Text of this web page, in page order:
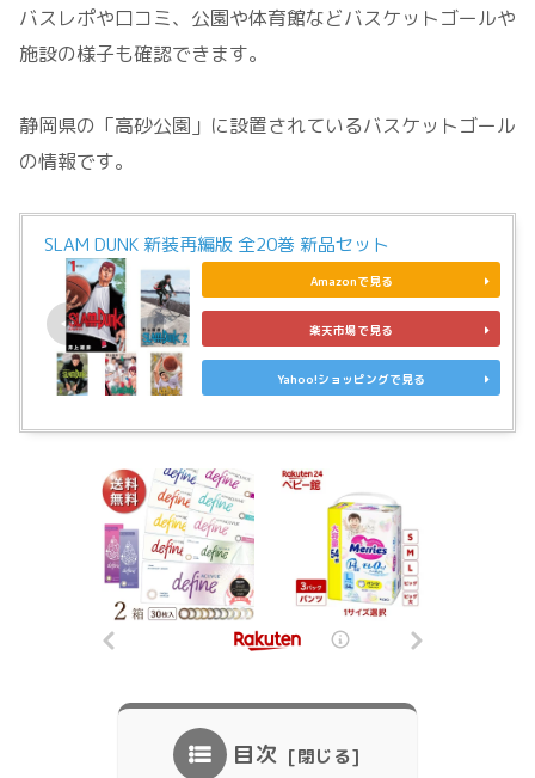
バスレポや口コミ、公園や体育館などバスケットゴールや
施設の様子も確認できます。
静岡県の「高砂公園」に設置されているバスケットゴール
の情報です。
SLAM DUNK 新装再編版 全20巻 新品セット
Amazonで見る
楽天市場で見る
Yahoo!ショッピングで見る
目次